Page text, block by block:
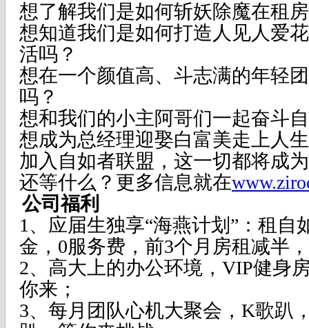
想了解我们是如何斩妖除魔在租
想知道我们是如何打造人见人爱
活吗？
想在一个颜值高、斗志满的年轻
吗？
想和我们的小主阿哥们一起奋斗
想成为总经理迎娶白富美走上人
加入自如者联盟，这一切都将成
还等什么？更多信息就在
公司福利
1、应届生独享“海燕计划 ” ：租自
金， 0服务费，前3个月房租减半，
2、高大上的办公环境， VIP健身
你来；
3、每月团队心机大聚会， K歌趴